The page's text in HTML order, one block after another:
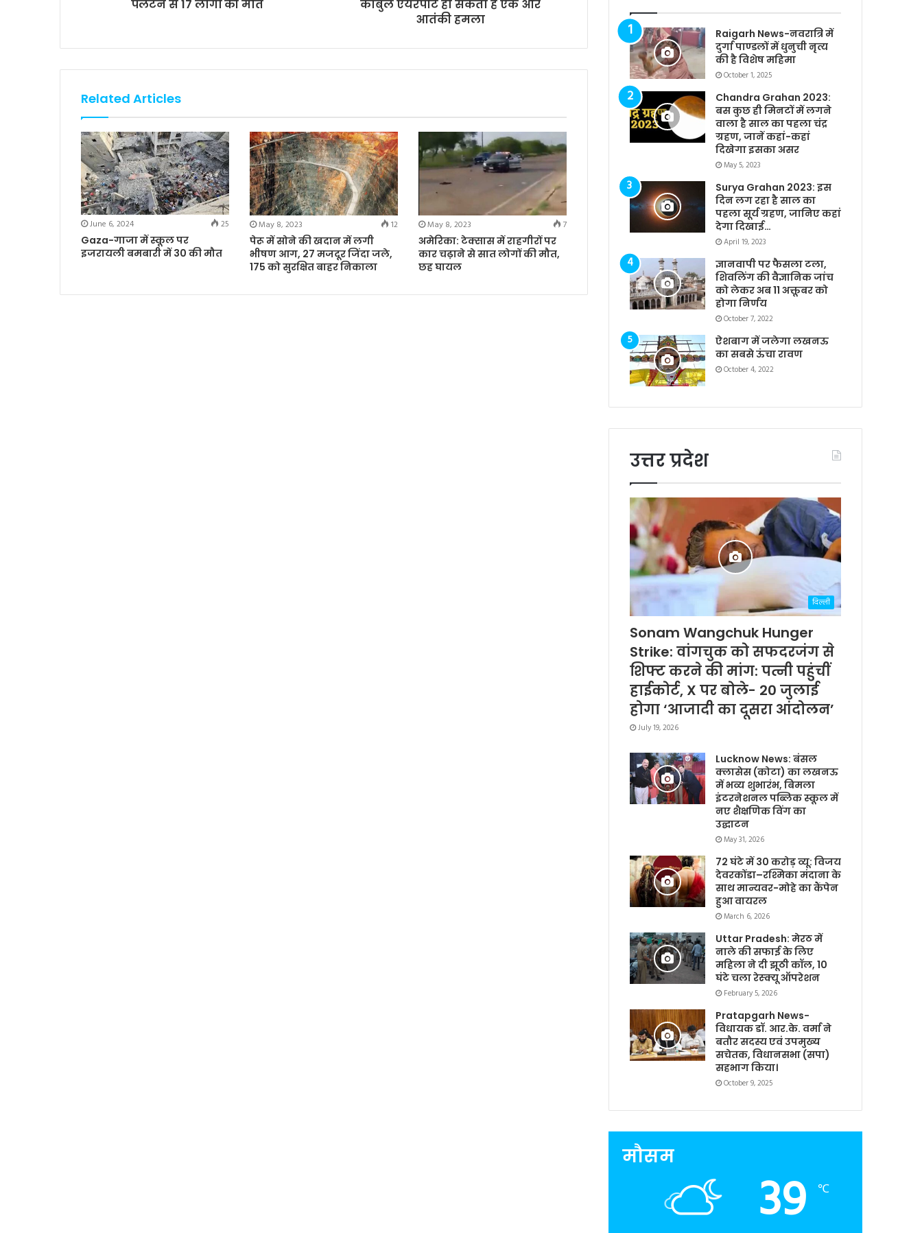
पलटने से 17 लोगों की मौत
काबुल एयरपोर्ट हो सकता है एक और
आतंकी हमला
Related Articles
June 6, 2024
25
Gaza-गाजा में स्कूल पर
इजरायली बमबारी में 30 की मौत
May 8, 2023
12
पेरू में सोने की खदान में लगी
भीषण आग, 27 मजदूर जिंदा जले,
175 को सुरक्षित बाहर निकाला
May 8, 2023
7
अमेरिका: टेक्सास में राहगीरों पर
कार चढ़ाने से सात लोगों की मौत,
छह घायल
Raigarh News-नवरात्रि में
दुर्गा पाण्डलों में धुनुची नृत्य
की है विशेष महिमा
October 1, 2025
Chandra Grahan 2023:
बस कुछ ही मिनटों में लगने
वाला है साल का पहला चंद्र
ग्रहण, जानें कहां-कहां
दिखेगा इसका असर
May 5, 2023
Surya Grahan 2023: इस
दिन लग रहा है साल का
पहला सूर्य ग्रहण, जानिए कहां
देगा दिखाई…
April 19, 2023
ज्ञानवापी पर फैसला टला,
शिवलिंग की वैज्ञानिक जांच
को लेकर अब 11 अक्तूबर को
होगा निर्णय
October 7, 2022
ऐशबाग में जलेगा लखनऊ
का सबसे ऊंचा रावण
October 4, 2022
उत्तर प्रदेश
दिल्ली
Sonam Wangchuk Hunger
Strike: वांगचुक को सफदरजंग से
शिफ्ट करने की मांग: पत्नी पहुंचीं
हाईकोर्ट, X पर बोले- 20 जुलाई
होगा ‘आजादी का दूसरा आंदोलन’
July 19, 2026
Lucknow News: बंसल
क्लासेस (कोटा) का लखनऊ
में भव्य शुभारंभ, बिमला
इंटरनेशनल पब्लिक स्कूल में
नए शैक्षणिक विंग का
उद्घाटन
May 31, 2026
72 घंटे में 30 करोड़ व्यू: विजय
देवरकोंडा–रश्मिका मंदाना के
साथ मान्यवर-मोहे का कैंपेन
हुआ वायरल
March 6, 2026
Uttar Pradesh: मेरठ में
नाले की सफाई के लिए
महिला ने दी झूठी कॉल, 10
घंटे चला रेस्क्यू ऑपरेशन
February 5, 2026
Pratapgarh News-
विधायक डॉ. आर.के. वर्मा ने
बतौर सदस्य एवं उपमुख्य
सचेतक, विधानसभा (सपा)
सहभाग किया।
October 9, 2025
मौसम
39 ℃